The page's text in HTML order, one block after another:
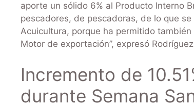
aporte un sólido 6% al Producto Interno
pescadores, de pescadoras, de lo que
Acuicultura, porque ha permitido
Motor de exportación”, expresó
Incremento de
durante Semana